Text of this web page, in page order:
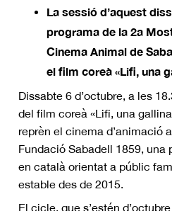
La sessió d’aquest
programa de la 2a
Cinema Animal de
el film coreà «Lifi, una
Dissabte 6 d’octubre, a les
del film coreà «Lifi, una
reprèn el cinema d’animació
Fundació Sabadell 1859, una
en català orientat a públic
estable des de 2015.
El cicle, que s’estén